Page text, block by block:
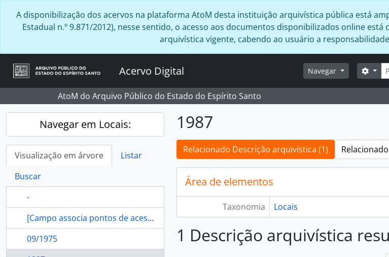
A disponibilização dos acervos na plataforma AtoM desta instituição arquivística pública está
Estadual n.º 9.871/2012), nesse sentido, o acesso aos documentos disponibilizados online
arquivística vigente, cabendo ao usuário a
Acervo Digital Navegar
AtoM do Arquivo Público do Estado do Espírito Santo
Navegar em Locais:
Visualização em árvore
Listar
Buscar
-
[Campo associa pontos de acesso referente a localidade ao Registro de Autoridade]
09/1975
1987
Relacionado Descrição arquivística (1)
Área de elementos
Taxonomia Locais
1 Descrição arquivística